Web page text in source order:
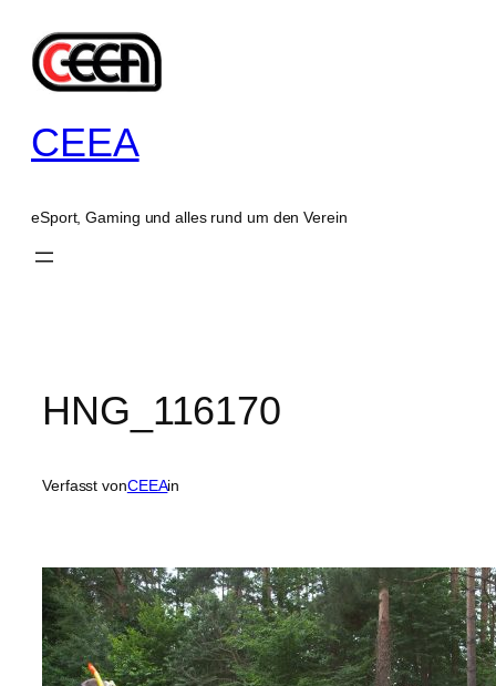
Inhalt
springen
CEEA
eSport, Gaming und alles rund um den Verein
HNG_116170
Verfasst vonCEEAin